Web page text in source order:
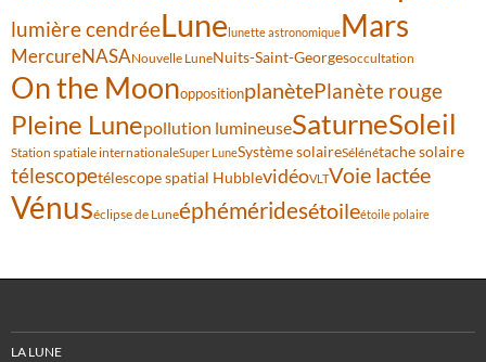
lumière cendréeLune lunette astronomiqueMars
MercureNASANouvelle LuneNuits-Saint-Georgesoccultation
On the MoonoppositionplanètePlanète rouge
Pleine Lunepollution lumineuseSaturneSoleil
Station spatiale internationaleSuper LuneSystème solaireSélénétache solaire
télescopetélescope spatial HubblevidéoVLTVoie lactée
Vénuséclipse de Luneéphéméridesétoileétoile polaire
LA LUNE